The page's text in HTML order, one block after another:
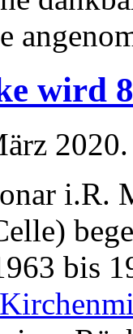
wird
2020.
i.R.
bis